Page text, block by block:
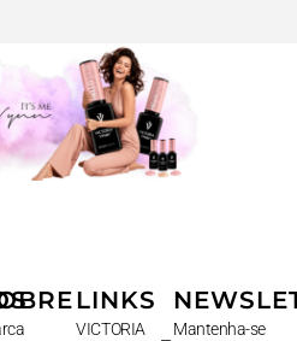
LINKS
VICTORIA
Mantenha-se